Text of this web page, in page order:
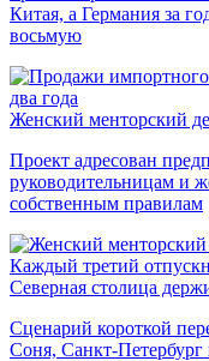
Китая, а Германия за
восьмую
Женский менторский
Проект адресован
руководительницам и
собственным правилам
Каждый третий
Северная столица
Сценарий короткой
Соня, Санкт-